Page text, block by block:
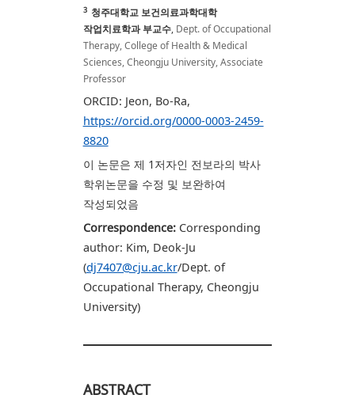
3 청주대학교 보건의료과학대학
작업치료학과 부교수, Dept. of Occupational
Therapy, College of Health & Medical
Sciences, Cheongju University, Associate
Professor
ORCID: Jeon, Bo-Ra,
https://orcid.org/0000-0003-2459-
8820
이 논문은 제 1저자인 전보라의 박사
학위논문을 수정 및 보완하여
작성되었음
Correspondence: Corresponding
author: Kim, Deok-Ju
(dj7407@cju.ac.kr/Dept. of
Occupational Therapy, Cheongju
University)
ABSTRACT